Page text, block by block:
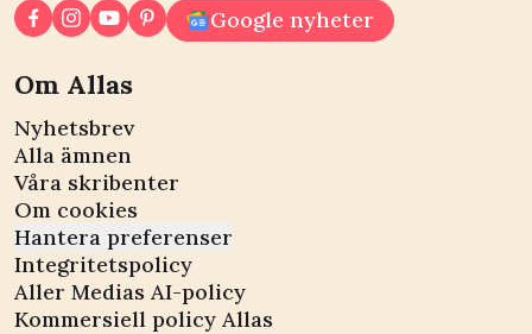
Google nyheter
Om Allas
Nyhetsbrev
Alla ämnen
Våra skribenter
Om cookies
Hantera preferenser
Integritetspolicy
Aller Medias AI-policy
Kommersiell policy Allas